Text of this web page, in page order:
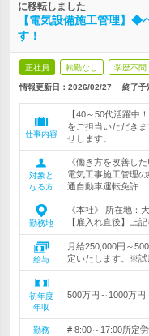
に移転しました
【電気設備施工管理】
す！
正社員 転勤なし 学歴不問
情報更新日：2026/02/27 終了予
仕事内容
【40～50代活躍中
をご担当いただき
せします。
対象と
なる方
《働き方を改善し
電気工事施工管理
通自動車運転免許
勤務地
《本社》 所在地：
【雇入れ直後】上
給与
月給250,000円～
定いたします。※試
初年度
年収
500万円～1000万円
勤務
# 8:00～17:00所定